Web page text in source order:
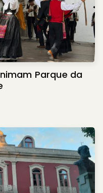
Parque da